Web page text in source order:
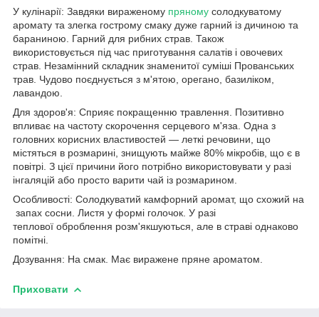
У кулінарії: Завдяки вираженому пряному солодкуватому
аромату та злегка гострому смаку дуже гарний із дичиною та
бараниною. Гарний для рибних страв. Також
використовується під час приготування салатів і овочевих
страв. Незамінний складник знаменитої суміші Прованських
трав. Чудово поєднується з м'ятою, орегано, базиліком,
лавандою.
Для здоров'я: Сприяє покращенню травлення. Позитивно
впливає на частоту скорочення серцевого м'яза. Одна з
головних корисних властивостей — леткі речовини, що
містяться в розмарині, знищують майже 80% мікробів, що є в
повітрі. З цієї причини його потрібно використовувати у разі
інгаляцій або просто варити чай із розмарином.
Особливості: Солодкуватий камфорний аромат, що схожий на
запах сосни. Листя у формі голочок. У разі
теплової оброблення розм'якшуються, але в страві однаково
помітні.
Дозування: На смак. Має виражене пряне ароматом.
Приховати